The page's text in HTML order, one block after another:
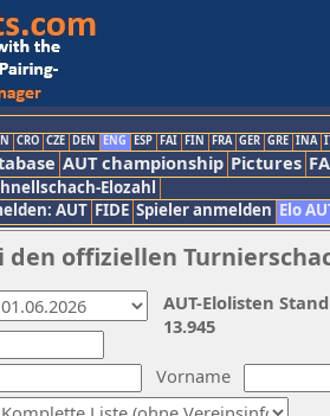
CRO CZE DEN ENG ESP FAI FIN FRA GER GRE INA
AUT championship Pictures
Elozahl
AUT FIDE Spieler anmelden Elo
offiziellen
Vorname
AUT-Elolisten
13.945